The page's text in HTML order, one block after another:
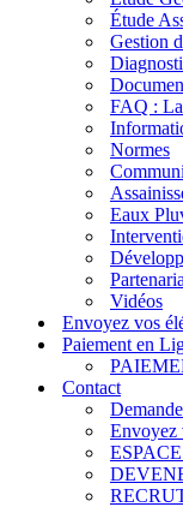
Étude
Gestion
FAQ :
Normes
Eaux
Vidéos
Envoyez vos
Paiement en
Contact
Envoyez